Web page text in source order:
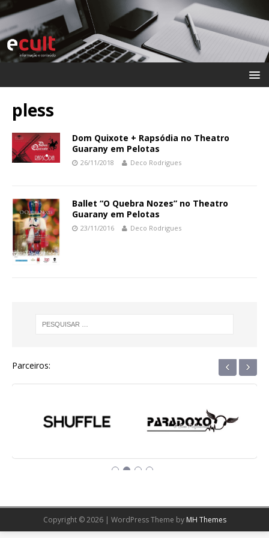
pless
Dom Quixote + Rapsódia no Theatro
Guarany em Pelotas
26/11/2018 Deco Rodrigues
Ballet “O Quebra Nozes” no Theatro
Guarany em Pelotas
23/11/2016 Deco Rodrigues
Parceiros: ‹ ›
Copyright © 2026 | WordPress Theme by MH Themes